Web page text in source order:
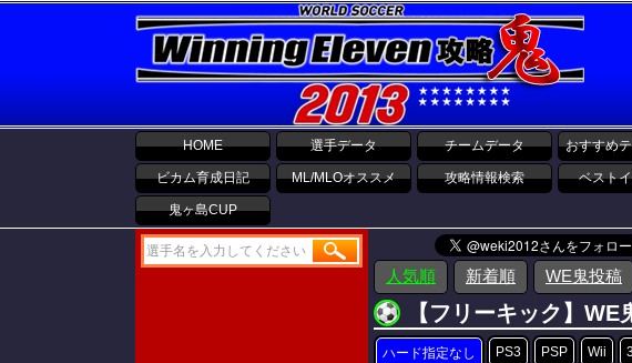
HOME 選手データ チームデータ おすすめ
ビカム育成日記 ML/MLOオススメ 攻略情報検索 ベスト
鬼ヶ島CUP
人気順 新着順 WE鬼投稿
【フリーキック】WE
ハード指定なし PS3 PSP Wii